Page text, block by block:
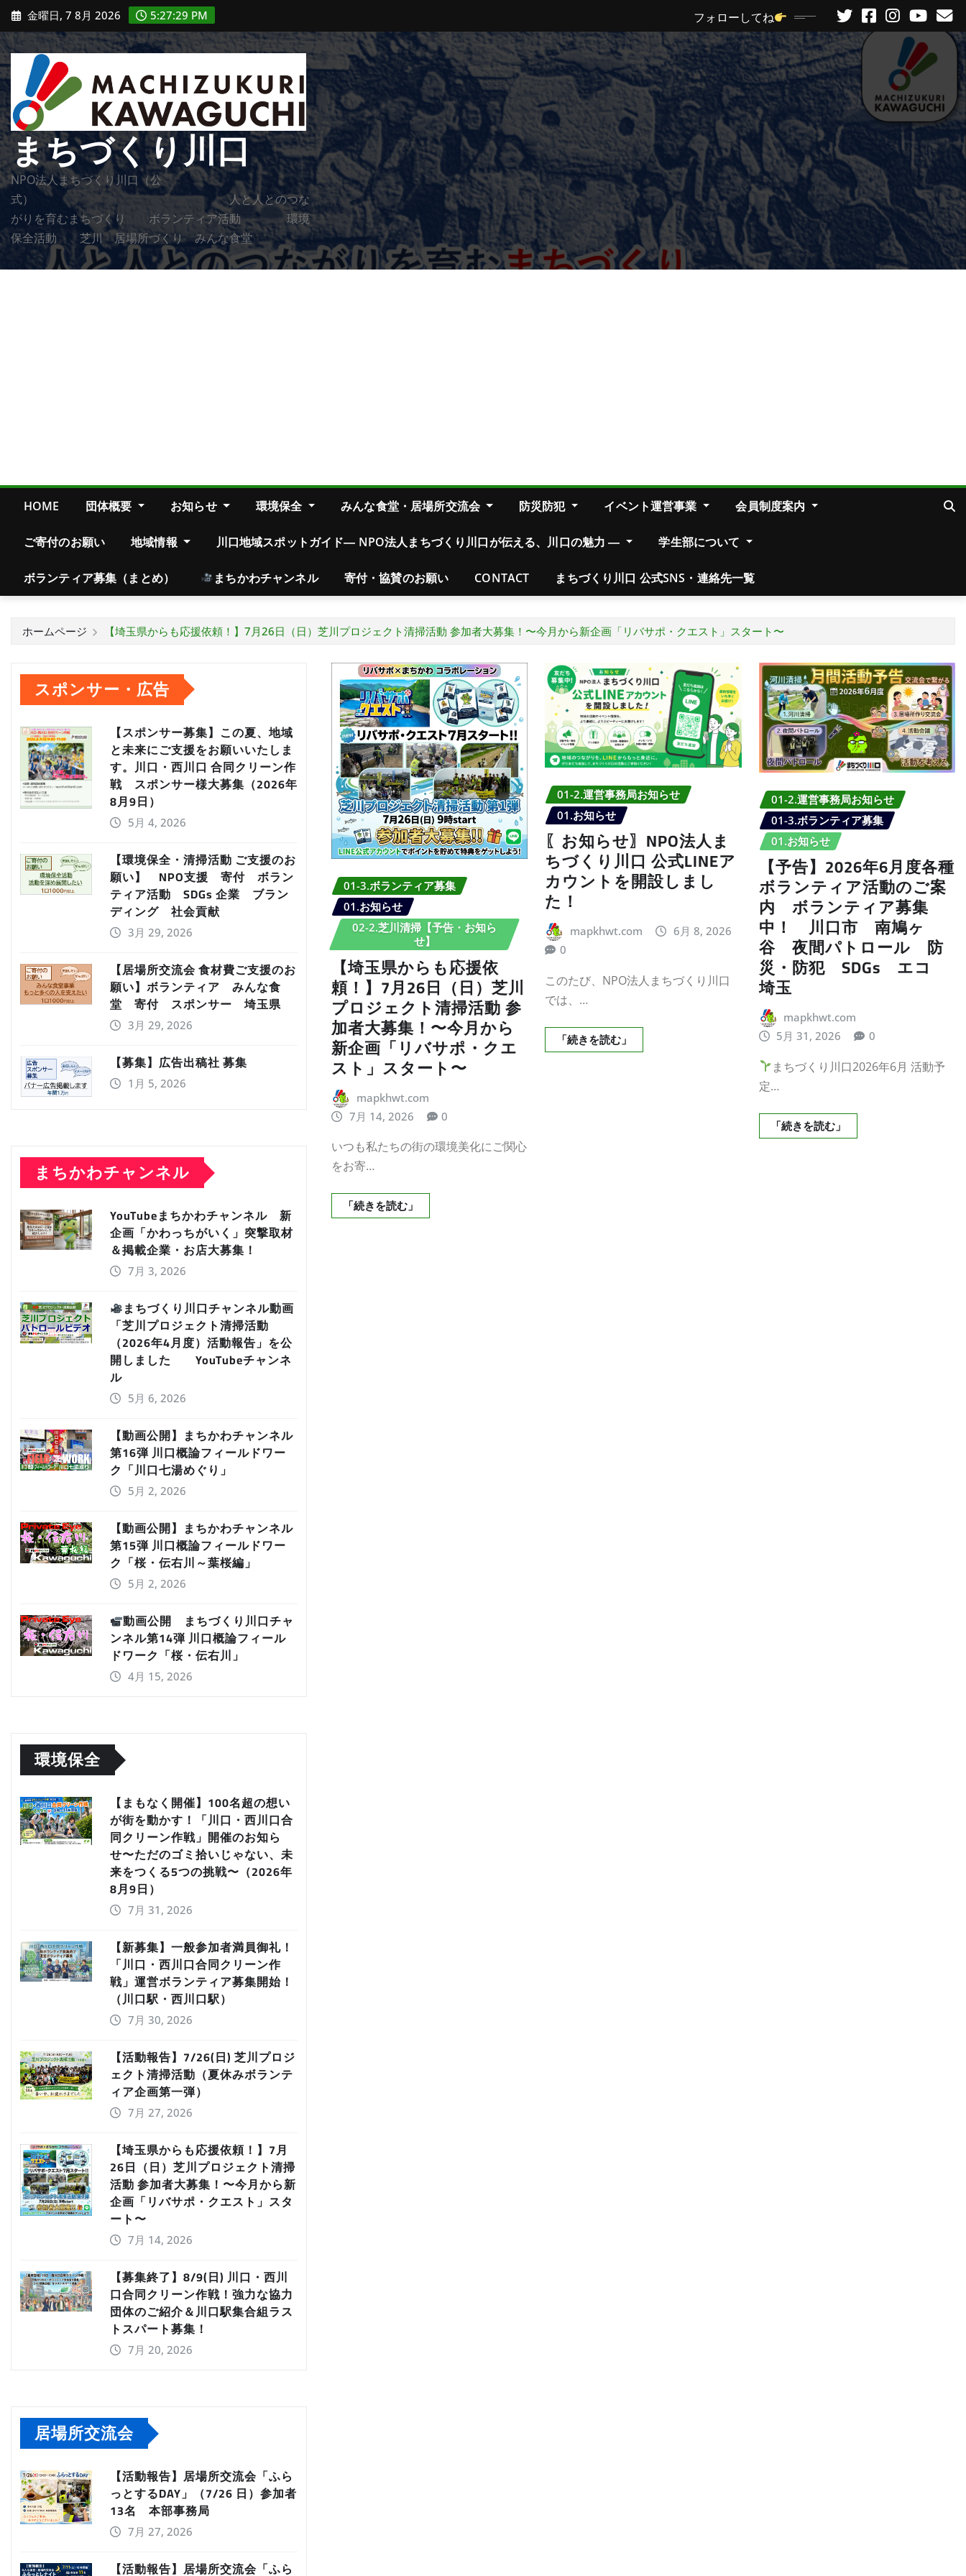
ン
テ
ン
ツ
に
ス
キ
ッ
プ
金曜日, 7 8月 2026 5:27:31 PM フォローしてね
まちづくり川口
NPO法人まちづくり川口（公
式） 人と人とのつな
がりを育むまちづくり ボランティア活動 環境
保全活動 芝川 居場所づくり みんな食堂
HOME 団体概要 お知らせ 環境保全 みんな食堂・居場所交流会 防災防犯 イベント運営事業 会員制度案内
ご寄付のお願い 地域情報 川口地域スポットガイド― NPO法人まちづくり川口が伝える、川口の魅力 ― 学生部について
ボランティア募集（まとめ） まちかわチャンネル 寄付・協賛のお願い CONTACT まちづくり川口 公式SNS・連絡先一覧
ホームページ 【埼玉県からも応援依頼！】7月26日（日）芝川プロジェクト清掃活動 参加者大募集！〜今月から新企画「リバサポ・クエスト」スタート〜
スポンサー・広告
【スポンサー募集】この夏、地域
と未来にご支援をお願いいたしま
す。川口・西川口 合同クリーン作
戦 スポンサー様大募集（2026年
8月9日）
5月 4, 2026
【環境保全・清掃活動 ご支援のお
願い】 NPO支援 寄付 ボラン
ティア活動 SDGs 企業 ブラン
ディング 社会貢献
3月 29, 2026
【居場所交流会 食材費ご支援のお
願い】ボランティア みんな食
堂 寄付 スポンサー 埼玉県
3月 29, 2026
【募集】広告出稿社 募集
1月 5, 2026
まちかわチャンネル
YouTubeまちかわチャンネル 新
企画「かわっちがいく」突撃取材
＆掲載企業・お店大募集！
7月 3, 2026
まちづくり川口チャンネル動画
「芝川プロジェクト清掃活動
（2026年4月度）活動報告」を公
開しました YouTubeチャンネ
ル
5月 6, 2026
【動画公開】まちかわチャンネル
第16弾 川口概論フィールドワー
ク「川口七湯めぐり」
5月 2, 2026
【動画公開】まちかわチャンネル
第15弾 川口概論フィールドワー
ク「桜・伝右川～葉桜編」
5月 2, 2026
動画公開 まちづくり川口チャ
ンネル第14弾 川口概論フィール
ドワーク「桜・伝右川」
4月 15, 2026
環境保全
【まもなく開催】100名超の想い
が街を動かす！「川口・西川口合
同クリーン作戦」開催のお知ら
せ〜ただのゴミ拾いじゃない、未
来をつくる5つの挑戦〜（2026年
8月9日）
7月 31, 2026
【新募集】一般参加者満員御礼！
「川口・西川口合同クリーン作
戦」運営ボランティア募集開始！
（川口駅・西川口駅）
7月 30, 2026
【活動報告】7/26(日) 芝川プロジ
ェクト清掃活動（夏休みボランテ
ィア企画第一弾）
7月 27, 2026
【埼玉県からも応援依頼！】7月
26日（日）芝川プロジェクト清掃
活動 参加者大募集！〜今月から新
企画「リバサポ・クエスト」スタ
ート〜
7月 14, 2026
【募集終了】8/9(日) 川口・西川
口合同クリーン作戦！強力な協力
団体のご紹介＆川口駅集合組ラス
トスパート募集！
7月 20, 2026
居場所交流会
【活動報告】居場所交流会「ふら
っとするDAY」（7/26 日）参加者
13名 本部事務局
7月 27, 2026
【活動報告】居場所交流会「ふら
01-3.ボランティア募集
01.お知らせ
02-2.芝川清掃【予告・お知ら
せ】
【埼玉県からも応援依
頼！】7月26日（日）芝川
プロジェクト清掃活動 参
加者大募集！〜今月から
新企画「リバサポ・クエ
スト」スタート〜
mapkhwt.com
7月 14, 2026
0
いつも私たちの街の環境美化にご関心
をお寄…
「続きを読む」
01-2.運営事務局お知らせ
01.お知らせ
〖お知らせ〗NPO法人ま
ちづくり川口 公式LINEア
カウントを開設しまし
た！
mapkhwt.com
6月 8, 2026
0
このたび、NPO法人まちづくり川口
では、…
「続きを読む」
01-2.運営事務局お知らせ
01-3.ボランティア募集
01.お知らせ
【予告】2026年6月度各種
ボランティア活動のご案
内 ボランティア募集
中！ 川口市 南鳩ヶ
谷 夜間パトロール 防
災・防犯 SDGs エコ
埼玉
mapkhwt.com
5月 31, 2026
0
まちづくり川口2026年6月 活動予
定…
「続きを読む」